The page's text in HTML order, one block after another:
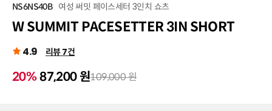
NS6NS40B 여성 써밋 페이스세터 3인치 쇼츠
W SUMMIT PACESETTER 3IN SHORT
4.9 리뷰 7건
20% 87,200 원109,000 원